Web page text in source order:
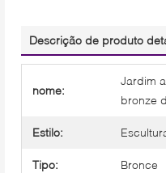
Descrição de produto
nome:
Jardim
bronze
Estilo:
Tipo: Bronce